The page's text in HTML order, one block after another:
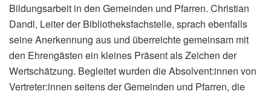
Bildungsarbeit in den Gemeinden und Pfarren. Christian
Dandl, Leiter der Bibliotheksfachstelle, sprach ebenfalls
seine Anerkennung aus und überreichte gemeinsam mit
den Ehrengästen ein kleines Präsent als Zeichen der
Wertschätzung. Begleitet wurden die Absolvent:innen von
Vertreter:innen seitens der Gemeinden und Pfarren, die